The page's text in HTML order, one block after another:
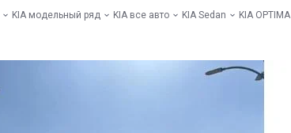
KIA модельный ряд KIA все авто KIA Sedan KIA OPTIMA